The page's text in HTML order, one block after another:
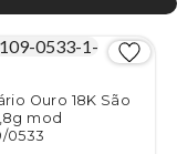
Ouro 18K São
mod
0533